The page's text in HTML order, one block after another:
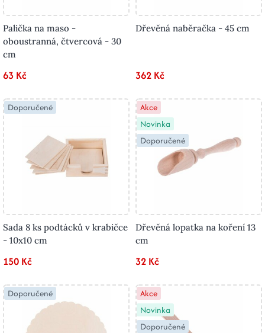
Palička na maso -
oboustranná, čtvercová - 30
cm
63 Kč
Dřevěná naběračka - 45 cm
362 Kč
Doporučené
Sada 8 ks podtácků v krabičce
- 10x10 cm
150 Kč
Akce
Novinka
Doporučené
Dřevěná lopatka na koření 13
cm
32 Kč
Doporučené
Akce
Novinka
Doporučené